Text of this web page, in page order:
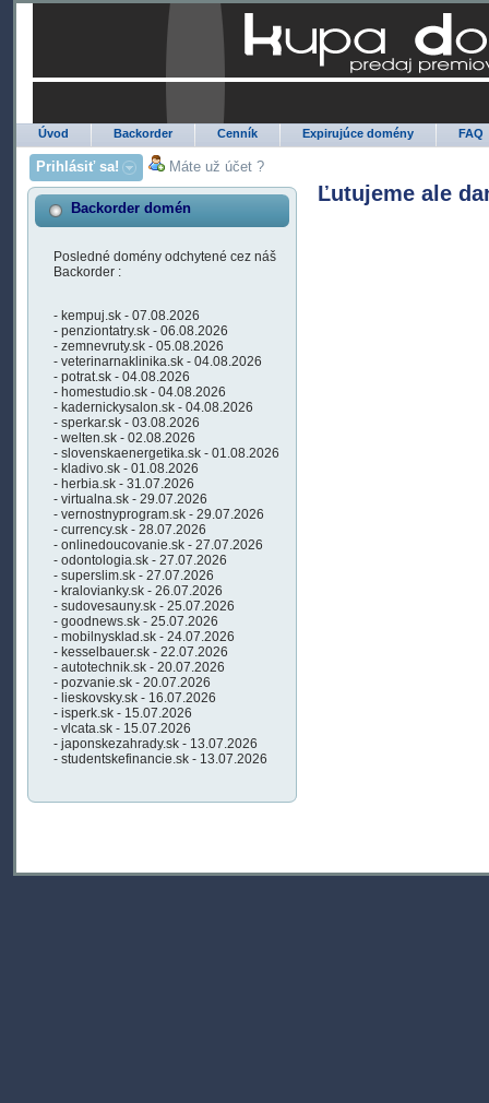
Úvod Backorder Cenník Expirujúce domény FAQ
Prihlásiť sa! Máte už účet ?
Backorder domén
Posledné domény odchytené cez náš
Backorder :
- kempuj.sk - 07.08.2026
- penziontatry.sk - 06.08.2026
- zemnevruty.sk - 05.08.2026
- veterinarnaklinika.sk - 04.08.2026
- potrat.sk - 04.08.2026
- homestudio.sk - 04.08.2026
- kadernickysalon.sk - 04.08.2026
- sperkar.sk - 03.08.2026
- welten.sk - 02.08.2026
- slovenskaenergetika.sk - 01.08.2026
- kladivo.sk - 01.08.2026
- herbia.sk - 31.07.2026
- virtualna.sk - 29.07.2026
- vernostnyprogram.sk - 29.07.2026
- currency.sk - 28.07.2026
- onlinedoucovanie.sk - 27.07.2026
- odontologia.sk - 27.07.2026
- superslim.sk - 27.07.2026
- kralovianky.sk - 26.07.2026
- sudovesauny.sk - 25.07.2026
- goodnews.sk - 25.07.2026
- mobilnysklad.sk - 24.07.2026
- kesselbauer.sk - 22.07.2026
- autotechnik.sk - 20.07.2026
- pozvanie.sk - 20.07.2026
- lieskovsky.sk - 16.07.2026
- isperk.sk - 15.07.2026
- vlcata.sk - 15.07.2026
- japonskezahrady.sk - 13.07.2026
- studentskefinancie.sk - 13.07.2026
Ľutujeme ale